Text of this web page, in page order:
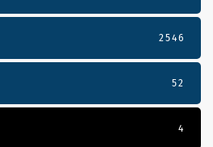
2546
52
4